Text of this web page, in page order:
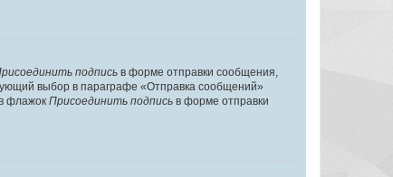
подпись в форме отправки сообщения,
выбор в параграфе «Отправка сообщений»
флажок Присоединить подпись в форме отправки